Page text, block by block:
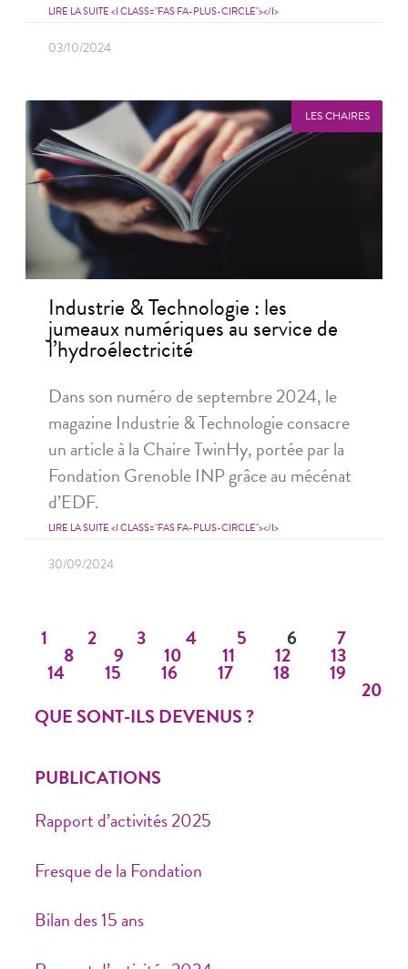
LIRE LA SUITE <I CLASS="FAS FA-PLUS-CIRCLE"></I>
03/10/2024
LES CHAIRES
Industrie & Technologie : les
jumeaux numériques au service de
l’hydroélectricité
Dans son numéro de septembre 2024, le
magazine Industrie & Technologie consacre
un article à la Chaire TwinHy, portée par la
Fondation Grenoble INP grâce au mécénat
d’EDF.
LIRE LA SUITE <I CLASS="FAS FA-PLUS-CIRCLE"></I>
30/09/2024
1 2 3 4 5 6 7
8 9 10 11 12 13
14 15 16 17 18 19
20
QUE SONT-ILS DEVENUS ?
PUBLICATIONS
Rapport d’activités 2025
Fresque de la Fondation
Bilan des 15 ans